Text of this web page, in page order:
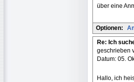
über eine
Optionen:
Re: Ich
geschrieben
Datum: 05.
Hallo, ich